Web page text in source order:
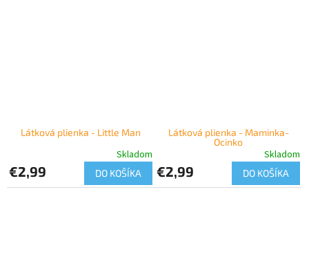
Látková plienka - Little Man
Skladom
€2,99 DO KOŠÍKA
Látková plienka - Maminka-
Ocinko
Skladom
€2,99 DO KOŠÍKA